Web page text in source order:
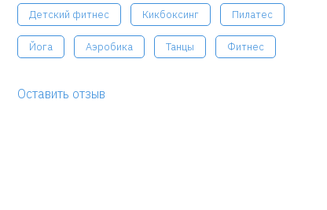
Детский фитнес Кикбоксинг Пилатес
Йога Аэробика Танцы Фитнес
Оставить отзыв